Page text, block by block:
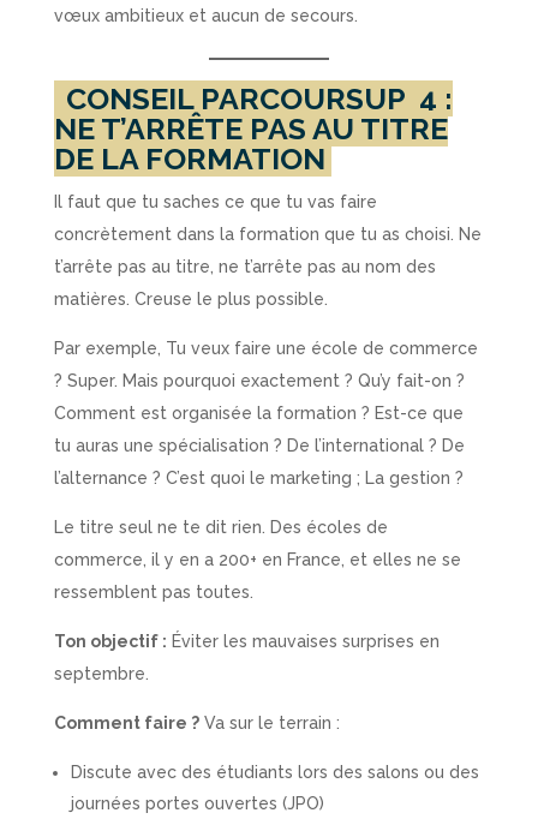
vœux ambitieux et aucun de secours.
CONSEIL PARCOURSUP 4 :
NE T’ARRÊTE PAS AU TITRE
DE LA FORMATION
Il faut que tu saches ce que tu vas faire
concrètement dans la formation que tu as choisi. Ne
t’arrête pas au titre, ne t’arrête pas au nom des
matières. Creuse le plus possible.
Par exemple, Tu veux faire une école de commerce
? Super. Mais pourquoi exactement ? Qu’y fait-on ?
Comment est organisée la formation ? Est-ce que
tu auras une spécialisation ? De l’international ? De
l’alternance ? C’est quoi le marketing ; La gestion ?
Le titre seul ne te dit rien. Des écoles de
commerce, il y en a 200+ en France, et elles ne se
ressemblent pas toutes.
Ton objectif : Éviter les mauvaises surprises en
septembre.
Comment faire ?Va sur le terrain :
Discute avec des étudiants lors des salons ou des
journées portes ouvertes (JPO)